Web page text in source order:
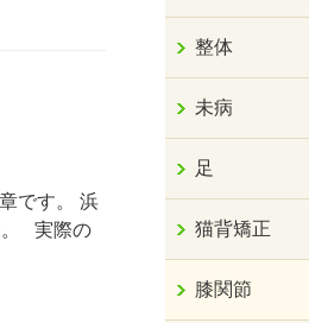
です。 浜
。 実際の
整体
未病
足
猫背矯正
膝関節